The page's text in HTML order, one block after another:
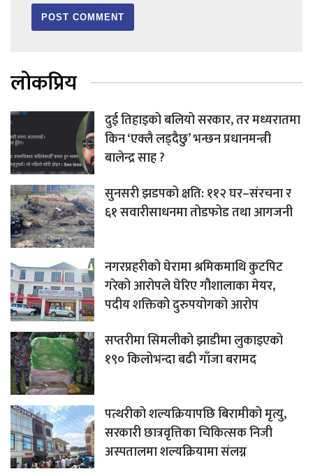
लोकप्रिय
दुई तिहाइको बलियो सरकार, तर मध्यरातमा
किन ‘एक्लै लड्दैछु’ भन्छन प्रधानमन्त्री
बालेन्द्र साह ?
सुनसरी झडपको क्षति: ११२ घर–संरचना र
६१ सवारीसाधनमा तोडफोड तथा आगजनी
नगरप्रहरीको घेरामा श्रमिकमाथि कुटपिट
गरेको आरोपले घेरिए गौशालाका मेयर,
पदीय शक्तिको दुरुपयोगको आरोप
सप्तरीमा सिमलीको झाडीमा लुकाइएको
१९० किलोभन्दा बढी गाँजा बरामद
पत्थरीको शल्यक्रियापछि बिरामीको मृत्यु,
सरकारी छात्रवृत्तिका चिकित्सक निजी
अस्पतालमा शल्यक्रियामा संलग्न